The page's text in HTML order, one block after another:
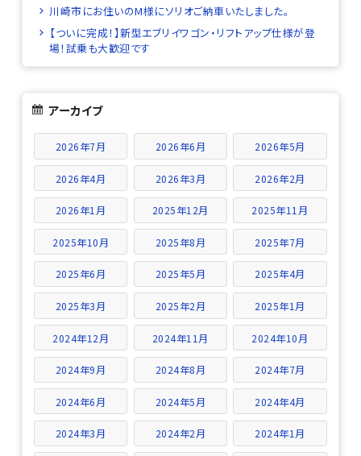
川崎市にお住いのM様にソリオご納車いたしました。
【ついに完成！】新型エブリイワゴン・リフトアップ仕様が登
場！試乗も大歓迎です
アーカイブ
2026年7月 2026年6月 2026年5月
2026年4月 2026年3月 2026年2月
2026年1月 2025年12月 2025年11月
2025年10月 2025年8月 2025年7月
2025年6月 2025年5月 2025年4月
2025年3月 2025年2月 2025年1月
2024年12月 2024年11月 2024年10月
2024年9月 2024年8月 2024年7月
2024年6月 2024年5月 2024年4月
2024年3月 2024年2月 2024年1月